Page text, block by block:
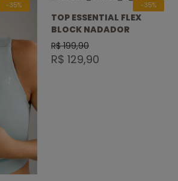
-35%
TOP ESSENTIAL FLEX
BLOCK NADADOR
R$ 199,90
R$ 129,90
-35%